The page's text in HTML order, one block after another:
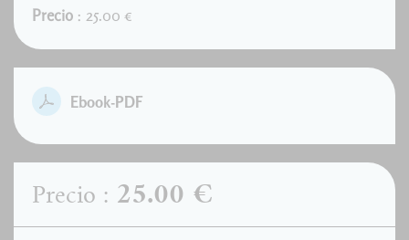
Precio : 25.00 €
Ebook-PDF
Precio : 25.00 €